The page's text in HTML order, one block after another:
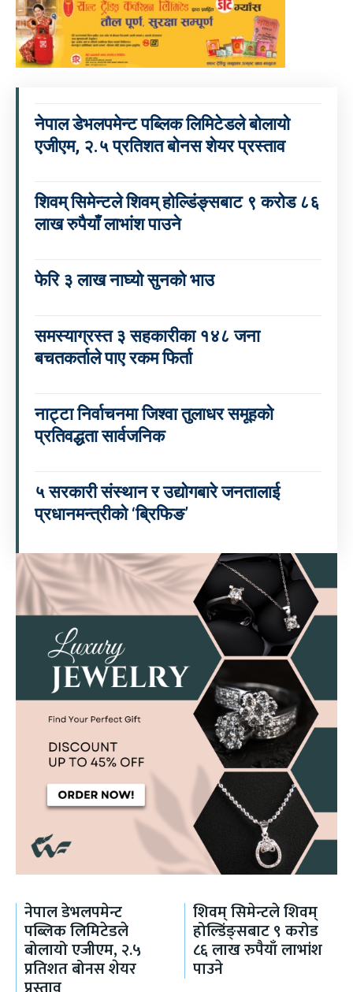
नेपाल डेभलपमेन्ट पब्लिक लिमिटेडले बोलायो
एजीएम, २.५ प्रतिशत बोनस शेयर प्रस्ताव
शिवम् सिमेन्टले शिवम् होल्डिंङ्सबाट ९ करोड ८६
लाख रुपैयाँ लाभांश पाउने
फेरि ३ लाख नाघ्यो सुनको भाउ
समस्याग्रस्त ३ सहकारीका १४८ जना
बचतकर्ताले पाए रकम फिर्ता
नाट्टा निर्वाचनमा जिश्वा तुलाधर समूहको
प्रतिवद्धता सार्वजनिक
५ सरकारी संस्थान र उद्योगबारे जनतालाई
प्रधानमन्त्रीको ‘ब्रिफिङ’
नेपाल डेभलपमेन्ट
पब्लिक लिमिटेडले
बोलायो एजीएम, २.५
प्रतिशत बोनस शेयर
शिवम् सिमेन्टले शिवम्
होल्डिंङ्सबाट ९ करोड
८६ लाख रुपैयाँ लाभांश
पाउने